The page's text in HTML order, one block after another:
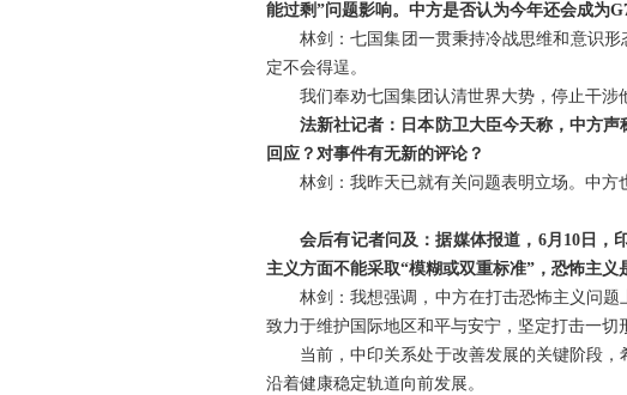
能过剩”问题影响。中方是否认为今年还会成为
林剑：七国集团一贯秉持冷战思维和意识
定不会得逞。
我们奉劝七国集团认清世界大势，停止干涉
法新社记者：日本防卫大臣今天称，中方
回应？对事件有无新的评论？
林剑：我昨天已就有关问题表明立场。中方
会后有记者问及：据媒体报道，6月10日，
主义方面不能采取“模糊或双重标准”，恐怖主
林剑：我想强调，中方在打击恐怖主义问
致力于维护国际地区和平与安宁，坚定打击一切
当前，中印关系处于改善发展的关键阶段
沿着健康稳定轨道向前发展。